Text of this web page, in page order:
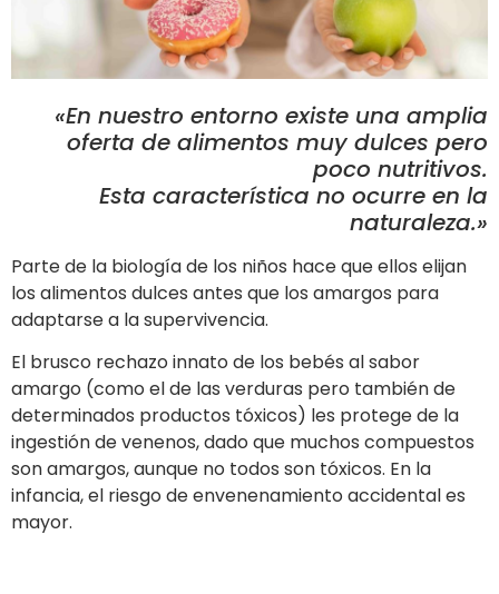
«En nuestro entorno existe una amplia
oferta de alimentos muy dulces pero
poco nutritivos.
Esta característica no ocurre en la
naturaleza.»
Parte de la biología de los niños hace que ellos elijan
los alimentos dulces antes que los amargos para
adaptarse a la supervivencia.
El brusco rechazo innato de los bebés al sabor
amargo (como el de las verduras pero también de
determinados productos tóxicos) les protege de la
ingestión de venenos, dado que muchos compuestos
son amargos, aunque no todos son tóxicos. En la
infancia, el riesgo de envenenamiento accidental es
mayor.